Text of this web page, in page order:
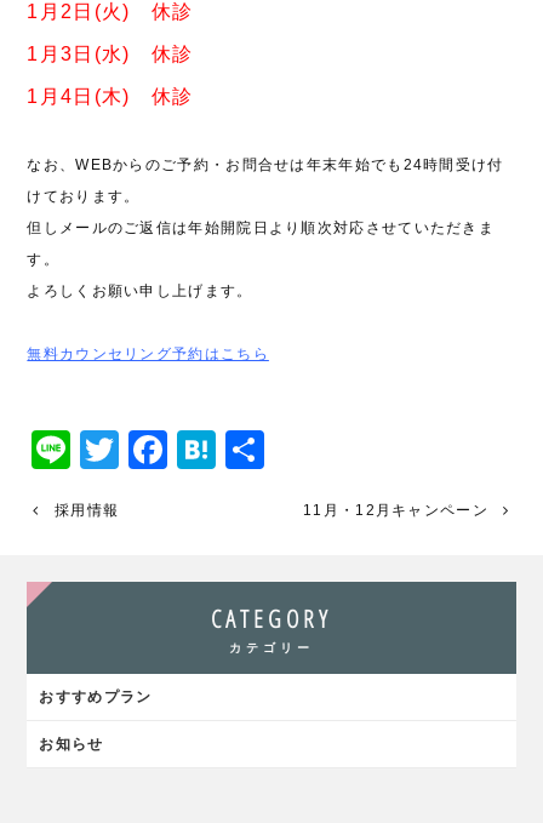
1月2日(火) 休診
1月3日(水) 休診
1月4日(木) 休診
なお、WEBからのご予約・お問合せは年末年始でも24時間受け付
けております。
但しメールのご返信は年始開院日より順次対応させていただきま
す。
よろしくお願い申し上げます。
無料カウンセリング予約はこちら
LineTwitter
Facebook
Hatena
採用情報 11月・12月キャンペーン
CATEGORY
カテゴリー
おすすめプラン
お知らせ